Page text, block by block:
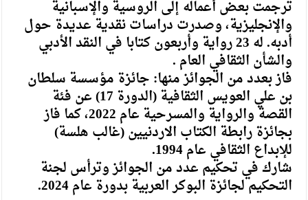
ترجمت بعض أعماله إلى الروسية والإسبانية
والإنجليزية، وصدرت دراسات نقدية عديدة حول
أدبه. له 23 رواية وأربعون كتابا في النقد الأدبي
والشأن الثقافي العام .
فاز بعدد من الجوائز منها: جائزة مؤسسة سلطان
بن علي العويس الثقافية (الدورة 17) عن فئة
القصة والرواية والمسرحية عام 2022، كما فاز
بجائزة رابطة الكتاب الاردنيين (غالب هلسة)
للإبداع الثقافي عام 1994.
شارك في تحكيم عدد من الجوائز وترأس لجنة
التحكيم لجائزة البوكر العربية بدورة عام 2024.